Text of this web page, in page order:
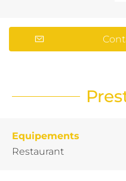
Equipements
Restaurant